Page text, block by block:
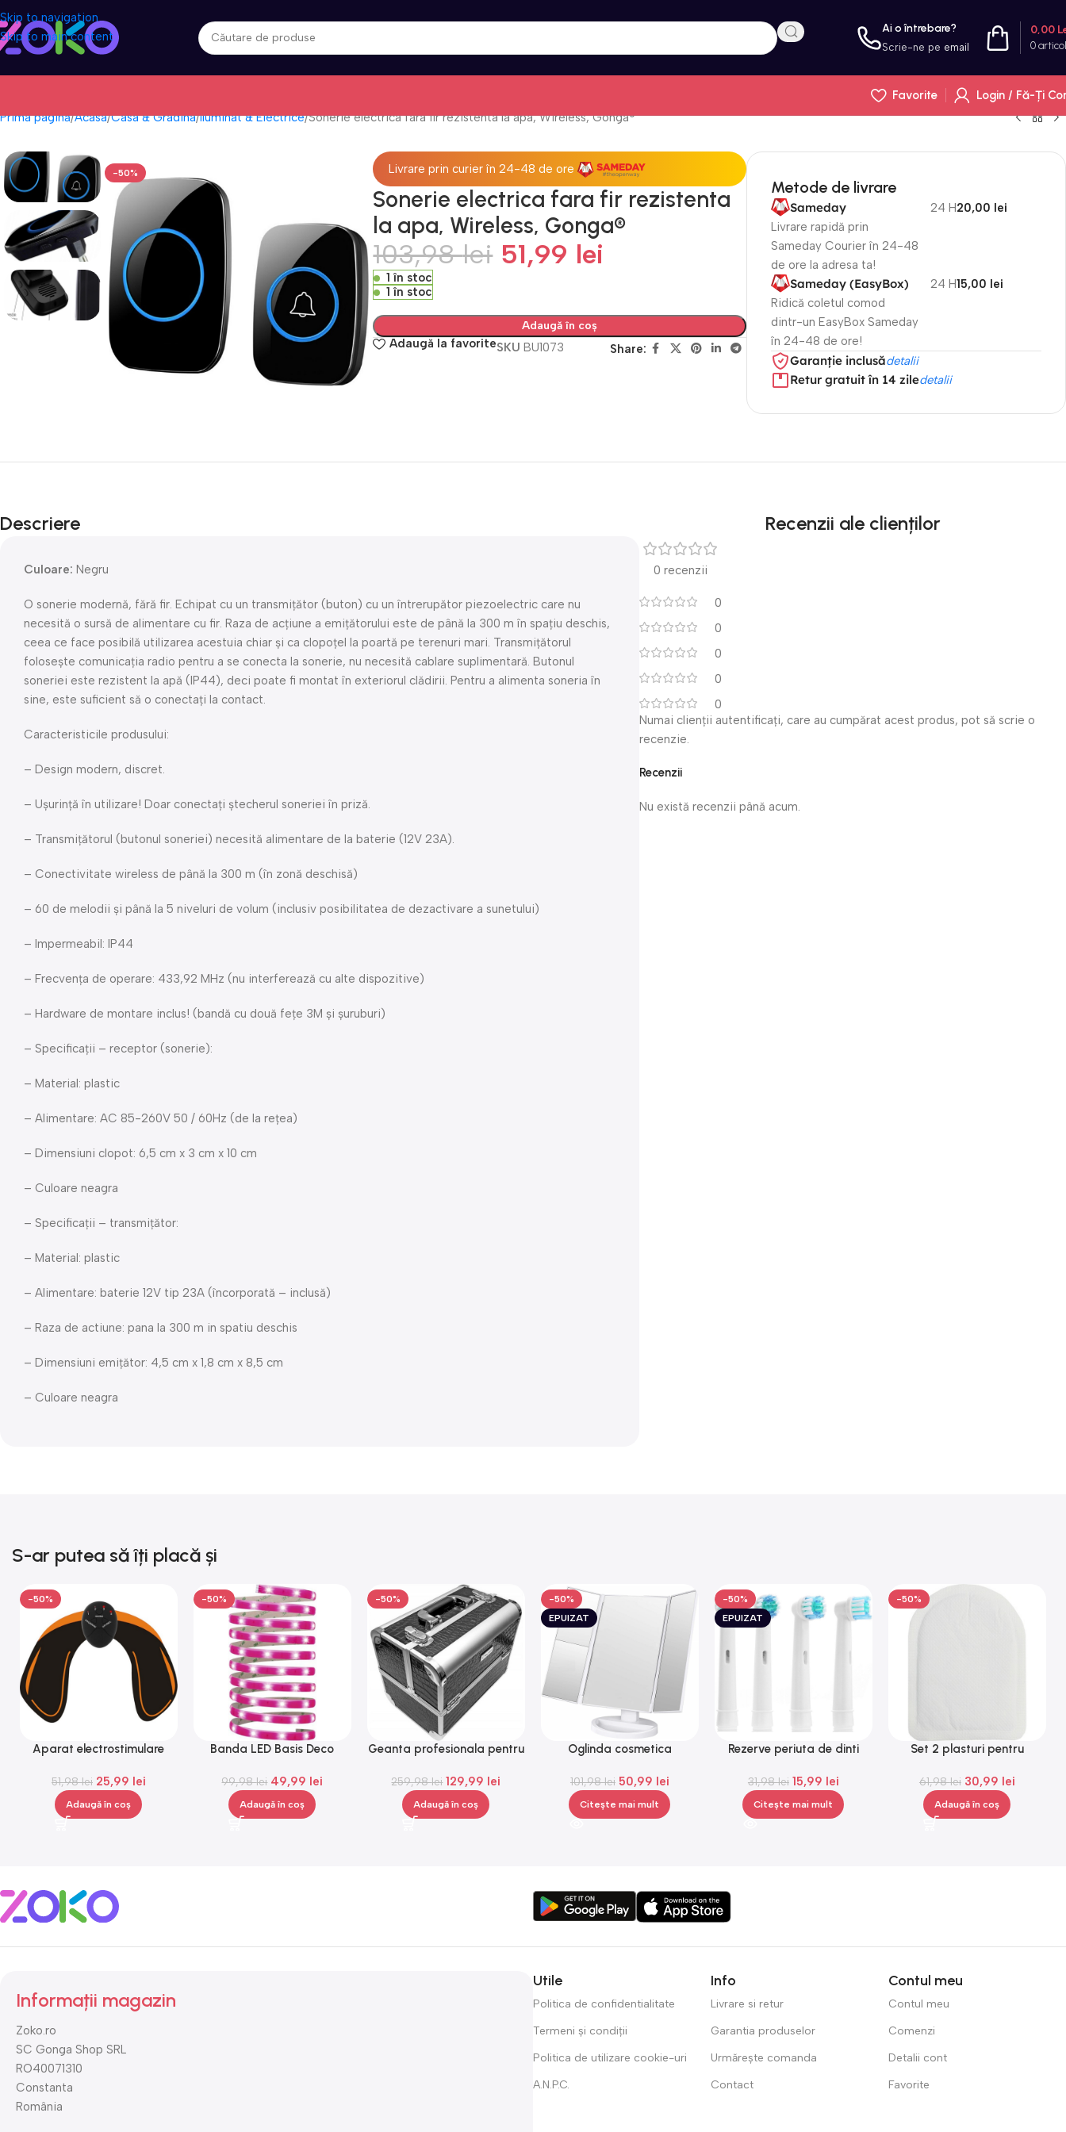
Skip to navigation
Skip to main content
Ai o întrebare?
Scrie-ne pe email 0
0,00
Favorite
Login / Fă-Ți
Prima pagină Acasa Casa & Gradina Iluminat & Electrice Sonerie electrica fara fir rezistenta la apa, Wireless, Gonga®
-50% Livrare prin curier în 24-48 de ore
Sonerie electrica fara fir rezistenta
la apa, Wireless, Gonga®
103,98lei 51,99 lei
1 în stoc
1 în stoc
Adaugă în coș
Adaugă la favoriteSKUBU1073 Share:
Metode de livrare
Sameday
Livrare rapidă prin
Sameday Courier în 24-48
de ore la adresa ta!
24 H20,00 lei
Sameday (EasyBox)
Ridică coletul comod
dintr-un EasyBox Sameday
în 24-48 de ore!
24 H15,00 lei
Garanție inclusădetalii
Retur gratuit în 14 ziledetalii
Descriere
Culoare: Negru
O sonerie modernă, fără fir. Echipat cu un transmițător (buton) cu un întrerupător piezoelectric care nu
necesită o sursă de alimentare cu fir. Raza de acțiune a emițătorului este de până la 300 m în spațiu deschis,
ceea ce face posibilă utilizarea acestuia chiar și ca clopoțel la poartă pe terenuri mari. Transmițătorul
folosește comunicația radio pentru a se conecta la sonerie, nu necesită cablare suplimentară. Butonul
soneriei este rezistent la apă (IP44), deci poate fi montat în exteriorul clădirii. Pentru a alimenta soneria în
sine, este suficient să o conectați la contact.
Caracteristicile produsului:
– Design modern, discret.
– Ușurință în utilizare! Doar conectați ștecherul soneriei în priză.
– Transmițătorul (butonul soneriei) necesită alimentare de la baterie (12V 23A).
– Conectivitate wireless de până la 300 m (în zonă deschisă)
– 60 de melodii și până la 5 niveluri de volum (inclusiv posibilitatea de dezactivare a sunetului)
– Impermeabil: IP44
– Frecvența de operare: 433,92 MHz (nu interferează cu alte dispozitive)
– Hardware de montare inclus! (bandă cu două fețe 3M și șuruburi)
– Specificații – receptor (sonerie):
– Material: plastic
– Alimentare: AC 85-260V 50 / 60Hz (de la rețea)
– Dimensiuni clopot: 6,5 cm x 3 cm x 10 cm
– Culoare neagra
– Specificații – transmițător:
– Material: plastic
– Alimentare: baterie 12V tip 23A (încorporată – inclusă)
– Raza de actiune: pana la 300 m in spatiu deschis
– Dimensiuni emițător: 4,5 cm x 1,8 cm x 8,5 cm
– Culoare neagra
Recenzii ale clienților
0 recenzii
0
0
0
0
0
Recenzii
Nu există recenzii până acum.
Numai clienții autentificați, care au cumpărat acest produs, pot să scrie o
recenzie.
S-ar putea să îți placă și
-50%
Aparat electrostimulare
nivele, negru, portocaliu,
Gonga®
51,98lei 25,99 lei
Adaugă în coș
-50%
Banda LED Basis Deco
cm
99,98lei 49,99 lei
Adaugă în coș
-50%
Geanta profesionala pentru
259,98lei 129,99 lei
Adaugă în coș
-50%
EPUIZAT
Oglinda cosmetica
senzor de atingere,Gonga®
101,98lei 50,99 lei
Citește mai mult
-50%
EPUIZAT
Rezerve periuta de dinti
capete de periuta, 4 bucati
31,98lei 15,99 lei
Citește mai mult
-50%
Set 2 plasturi pentru
picioarelor, Gonga®
61,98lei 30,99 lei
Adaugă în coș
Informații magazin
Zoko.ro
SC Gonga Shop SRL
RO40071310
Constanta
România
Utile
Politica de confidentialitate
Termeni și condiții
Politica de utilizare cookie-uri
A.N.P.C.
Info
Livrare si retur
Garantia produselor
Urmărește comanda
Contact
Contul meu
Contul meu
Comenzi
Detalii cont
Favorite